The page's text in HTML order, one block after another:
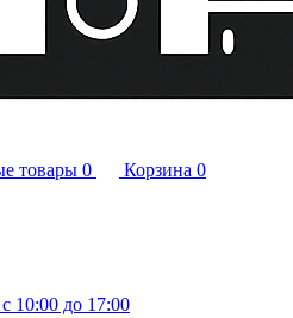
товары 0 Корзина 0
10:00 до 17:00